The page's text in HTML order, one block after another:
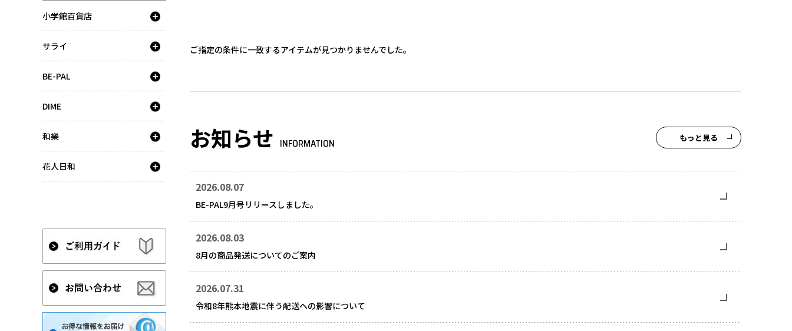
小学館百貨店
サライ
BE-PAL
DIME
和樂
花人日和
ご指定の条件に一致するアイテムが見つかりませんでした。
お知らせ INFORMATION
2026.08.07
BE-PAL9月号リリースしました。
2026.08.03
8月の商品発送についてのご案内
2026.07.31
令和8年熊本地震に伴う配送への影響について
もっと見る